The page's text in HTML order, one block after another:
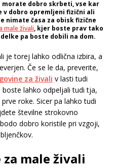
morate dobro skrbeti, vse kar
dobro opremljeni fizični ali
nimate časa za obisk fizične
male živali, kjer boste prav tako
pa boste dobili na dom.
je torej lahko odlična izbira, a
Če se le da, preverite,
za živali v lasti tudi
lahko odpeljali tudi tja,
roke. Sicer pa lahko tudi
številne strokovno
dobro koristile pri vzgoji,
male živali